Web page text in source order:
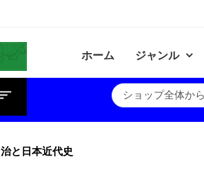
ホーム ジャンル
と日本近代史